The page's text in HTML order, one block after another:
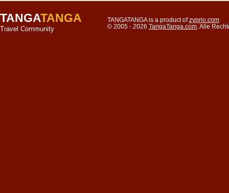
TANGATANGA
Travel Community
TANGATANGA is a product ofzyprio.com
© 2005 - 2026 TangaTanga.com . Alle